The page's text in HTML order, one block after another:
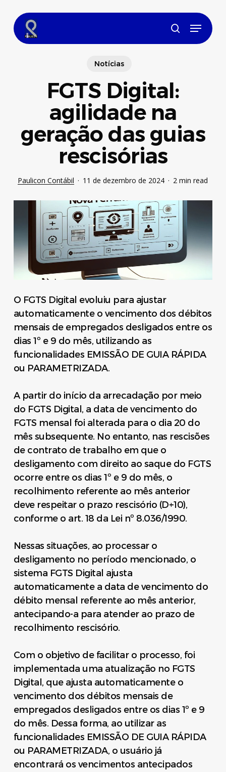
main
content
search
Menu
Notícias
FGTS Digital:
agilidade na
geração das guias
rescisórias
Paulicon Contábil 11 de dezembro de 2024 2 min read
O FGTS Digital evoluiu para ajustar
automaticamente o vencimento dos débitos
mensais de empregados desligados entre os
dias 1º e 9 do mês, utilizando as
funcionalidades EMISSÃO DE GUIA RÁPIDA
ou PARAMETRIZADA.
A partir do início da arrecadação por meio
do FGTS Digital, a data de vencimento do
FGTS mensal foi alterada para o dia 20 do
mês subsequente. No entanto, nas rescisões
de contrato de trabalho em que o
desligamento com direito ao saque do FGTS
ocorre entre os dias 1º e 9 do mês, o
recolhimento referente ao mês anterior
deve respeitar o prazo rescisório (D+10),
conforme o art. 18 da Lei nº 8.036/1990.
Nessas situações, ao processar o
desligamento no período mencionado, o
sistema FGTS Digital ajusta
automaticamente a data de vencimento do
débito mensal referente ao mês anterior,
antecipando-a para atender ao prazo de
recolhimento rescisório.
Com o objetivo de facilitar o processo, foi
implementada uma atualização no FGTS
Digital, que ajusta automaticamente o
vencimento dos débitos mensais de
empregados desligados entre os dias 1º e 9
do mês. Dessa forma, ao utilizar as
funcionalidades EMISSÃO DE GUIA RÁPIDA
ou PARAMETRIZADA, o usuário já
encontrará os vencimentos antecipados